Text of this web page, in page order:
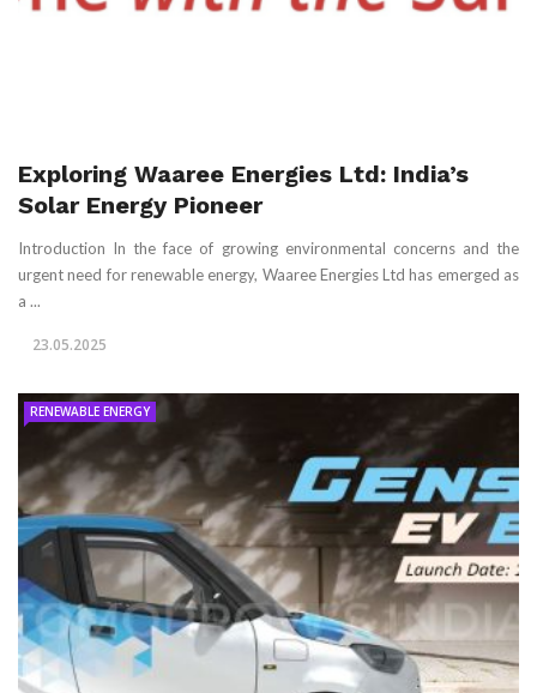
Exploring Waaree Energies Ltd: India’s
Solar Energy Pioneer
Introduction In the face of growing environmental concerns and the
urgent need for renewable energy, Waaree Energies Ltd has emerged as
a ...
23.05.2025
RENEWABLE ENERGY